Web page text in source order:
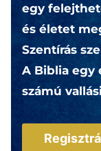
egy
és életet
Szentírás
A Biblia egy
számú